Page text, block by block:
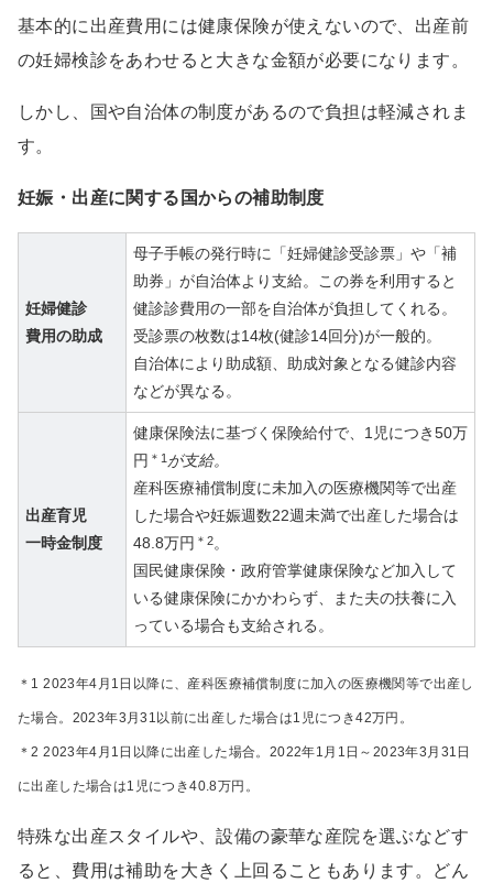
基本的に出産費用には健康保険が使えないので、出産前
の妊婦検診をあわせると大きな金額が必要になります。
しかし、国や自治体の制度があるので負担は軽減されま
す。
妊娠・出産に関する国からの補助制度
妊婦健診
費用の助成
母子手帳の発行時に「妊婦健診受診票」や「補
助券」が自治体より支給。この券を利用すると
健診診費用の一部を自治体が負担してくれる。
受診票の枚数は14枚(健診14回分)が一般的。
自治体により助成額、助成対象となる健診内容
などが異なる。
出産育児
一時金制度
健康保険法に基づく保険給付で、1児につき50万
円 ＊1 が支給。
産科医療補償制度に未加入の医療機関等で出産
した場合や妊娠週数22週未満で出産した場合は
48.8万円 ＊2。
国民健康保険・政府管掌健康保険など加入して
いる健康保険にかかわらず、また夫の扶養に入
っている場合も支給される。
＊1 2023年4月1日以降に、産科医療補償制度に加入の医療機関等で出産し
た場合。2023年3月31以前に出産した場合は1児につき42万円。
＊2 2023年4月1日以降に出産した場合。2022年1月1日～2023年3月31日
に出産した場合は1児につき40.8万円。
特殊な出産スタイルや、設備の豪華な産院を選ぶなどす
ると、費用は補助を大きく上回ることもあります。どん